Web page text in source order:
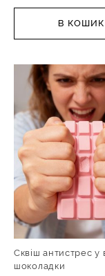
В КОШИК
Сквіш антистрес у
шоколадки